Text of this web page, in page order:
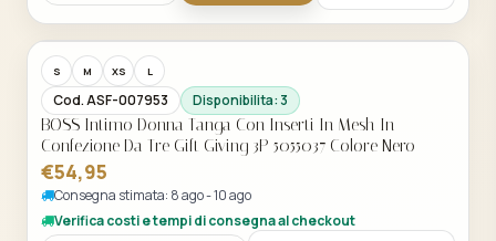
Acquisto Veloce
S M XS L
Cod. ASF-007953 Disponibilita: 3
BOSS Intimo Donna Tanga Con Inserti In Mesh In
Confezione Da Tre Gift Giving 3P 5055037 Colore Nero
€54,95
Consegna stimata: 8 ago - 10 ago
Verifica costi e tempi di consegna al checkout